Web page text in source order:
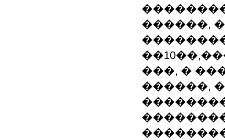
������,
���, �
������,